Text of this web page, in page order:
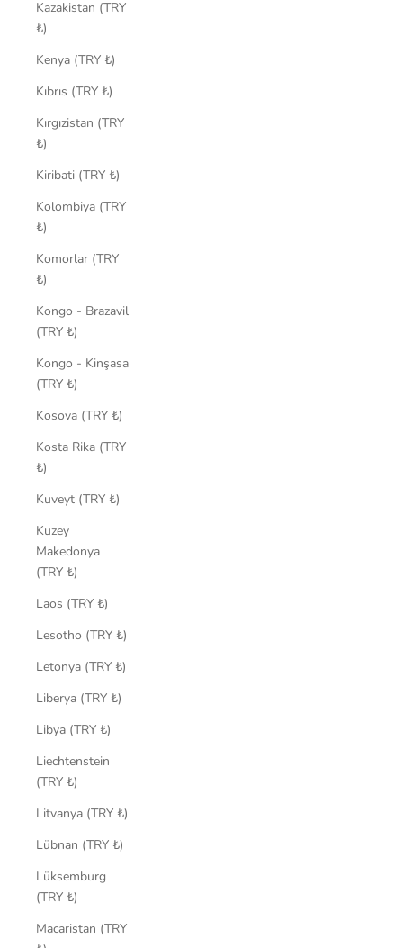
Kazakistan (TRY
₺)
Kenya (TRY ₺)
Kıbrıs (TRY ₺)
Kırgızistan (TRY
₺)
Kiribati (TRY ₺)
Kolombiya (TRY
₺)
Komorlar (TRY
₺)
Kongo - Brazavil
(TRY ₺)
Kongo - Kinşasa
(TRY ₺)
Kosova (TRY ₺)
Kosta Rika (TRY
₺)
Kuveyt (TRY ₺)
Kuzey
Makedonya
(TRY ₺)
Laos (TRY ₺)
Lesotho (TRY ₺)
Letonya (TRY ₺)
Liberya (TRY ₺)
Libya (TRY ₺)
Liechtenstein
(TRY ₺)
Litvanya (TRY ₺)
Lübnan (TRY ₺)
Lüksemburg
(TRY ₺)
Macaristan (TRY